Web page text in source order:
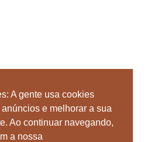
A gente usa cookies
e melhorar a sua
Ao continuar navegando,
a nossa